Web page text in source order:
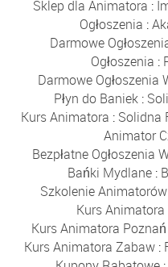
Sklep dla Animatora :
Ogłoszenia :
Darmowe
Ogłoszenia :
Darmowe Ogłoszenia
Płyn do Baniek:
Kurs Animatora : Solidna
Animator
Bezpłatne Ogłoszenia
Bańki Mydlane:
Szkolenie Animatorów
Kurs
Kurs Animatora Poznań
Kurs Animatora Zabaw :